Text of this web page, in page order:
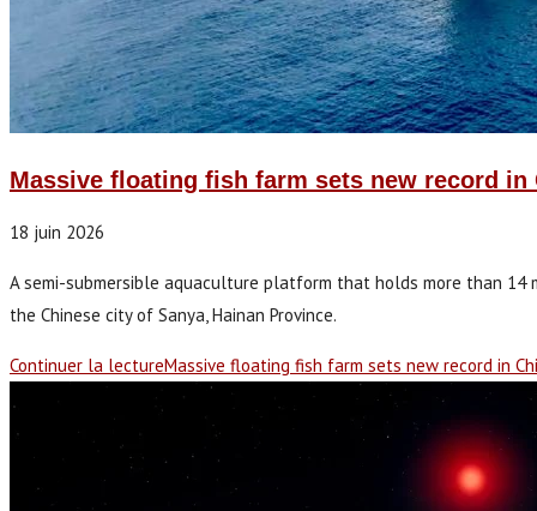
Massive floating fish farm sets new record in
18 juin 2026
A semi-submersible aquaculture platform that holds more than
the Chinese city of Sanya, Hainan Province.
Continuer la lectureMassive floating fish farm sets new record in